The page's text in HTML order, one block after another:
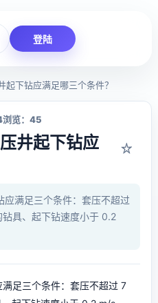
登陆
起下钻应满足哪三个条件？
浏览：45
井起下钻应
☆
满足三个条件：套压不超过
具、起下钻速度小于 0.2
足三个条件：套压不超过 7